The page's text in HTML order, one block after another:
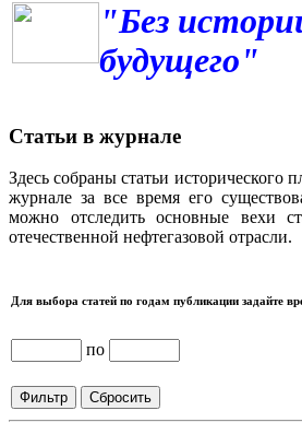
"Без
будущего"
Статьи в журнале
Здесь собраны статьи исторического
журнале за все время его
можно отследить основные вехи
отечественной нефтегазовой отрасли.
Для выбора статей по годам публикации задайте
по